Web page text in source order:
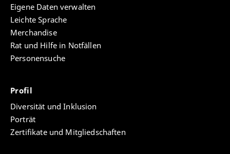
Eigene Daten verwalten
Leichte Sprache
Merchandise
Rat und Hilfe in Notfällen
Personensuche
Profil
Diversität und Inklusion
Porträt
Zertifikate und Mitgliedschaften